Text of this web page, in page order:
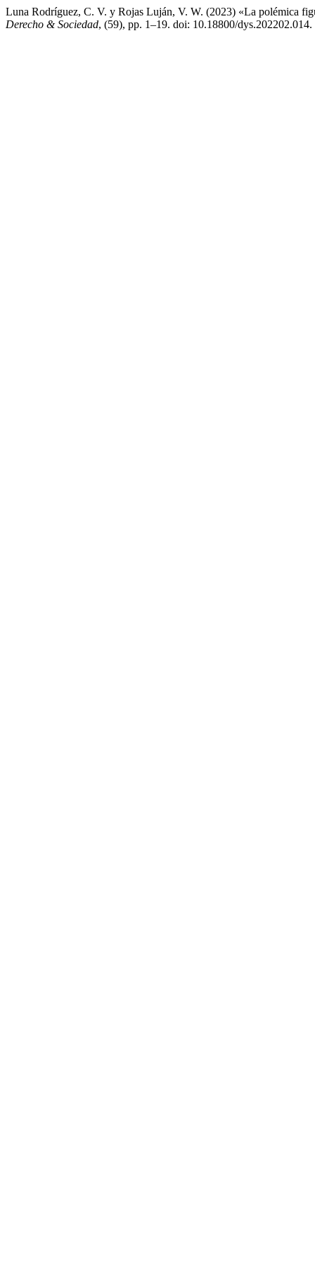
Luna Rodríguez, C. V. y Rojas Luján, V. W. (2023) «La polémica
Derecho & Sociedad, (59), pp. 1–19. doi: 10.18800/dys.202202.014.